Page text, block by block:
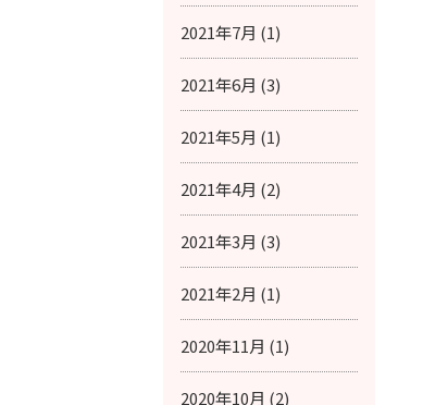
2021年7月 (1)
2021年6月 (3)
2021年5月 (1)
2021年4月 (2)
2021年3月 (3)
2021年2月 (1)
2020年11月 (1)
2020年10月 (2)